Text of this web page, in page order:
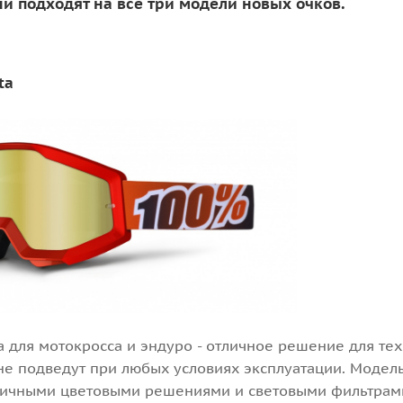
для мотокросса и эндуро - отличное решение для
подведут при любых условиях эксплуатации.
цветовыми решениями и световыми